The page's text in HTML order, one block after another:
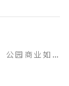
什么是公园商业，公园商业如何打造